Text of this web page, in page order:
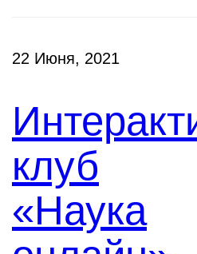
22 Июня, 2021
клуб
«Наука